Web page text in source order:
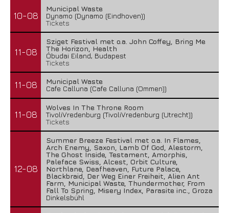
10-08
Municipal Waste
Dynamo (Dynamo (Eindhoven))
Tickets
11-08
Sziget Festival met o.a. John Coffey, Bring Me
The Horizon, Health
Óbudai Eiland, Budapest
Tickets
11-08
Municipal Waste
Cafe Calluna (Cafe Calluna (Ommen))
11-08
Wolves In The Throne Room
TivoliVredenburg (TivoliVredenburg (Utrecht))
Tickets
12-08
Summer Breeze Festival met o.a. In Flames,
Arch Enemy, Saxon, Lamb Of God, Alestorm,
The Ghost Inside, Testament, Amorphis,
Paleface Swiss, Alcest, Orbit Culture,
Northlane, Deafheaven, Future Palace,
Blackbraid, Der Weg Einer Freiheit, Alien Ant
Farm, Municipal Waste, Thundermother, From
Fall To Spring, Misery Index, Parasite inc., Groza
Dinkelsbühl